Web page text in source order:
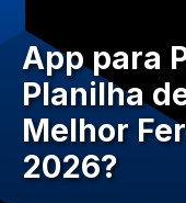
App para
Planilha
Melhor
2026?